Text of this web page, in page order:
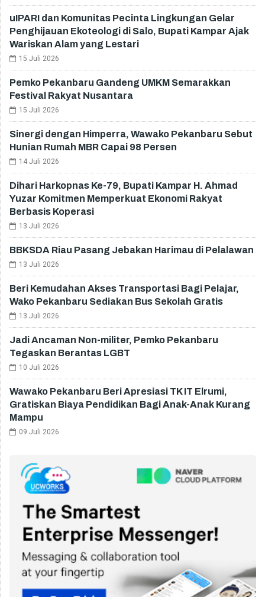
uIPARI dan Komunitas Pecinta Lingkungan Gelar
Penghijauan Ekoteologi di Salo, Bupati Kampar Ajak
Wariskan Alam yang Lestari
15 Juli 2026
Pemko Pekanbaru Gandeng UMKM Semarakkan
Festival Rakyat Nusantara
15 Juli 2026
Sinergi dengan Himperra, Wawako Pekanbaru Sebut
Hunian Rumah MBR Capai 98 Persen
14 Juli 2026
Dihari Harkopnas Ke-79, Bupati Kampar H. Ahmad
Yuzar Komitmen Memperkuat Ekonomi Rakyat
Berbasis Koperasi
13 Juli 2026
BBKSDA Riau Pasang Jebakan Harimau di Pelalawan
13 Juli 2026
Beri Kemudahan Akses Transportasi Bagi Pelajar,
Wako Pekanbaru Sediakan Bus Sekolah Gratis
13 Juli 2026
Jadi Ancaman Non-militer, Pemko Pekanbaru
Tegaskan Berantas LGBT
10 Juli 2026
Wawako Pekanbaru Beri Apresiasi TK IT Elrumi,
Gratiskan Biaya Pendidikan Bagi Anak-Anak Kurang
Mampu
09 Juli 2026